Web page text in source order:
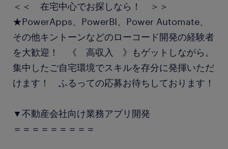
＜＜ 在宅中心でお探しなら！ ＞＞
★PowerApps、PowerBI、Power Automate、
その他キントーンなどのローコード開発の経験者
を大歓迎！ 《 高収入 》もゲットしながら。
集中したご自宅環境でスキルを存分に発揮いただ
けます！ ふるっての応募お待ちしております！
▼不動産会社向け業務アプリ開発
＝＝＝＝＝＝＝＝＝